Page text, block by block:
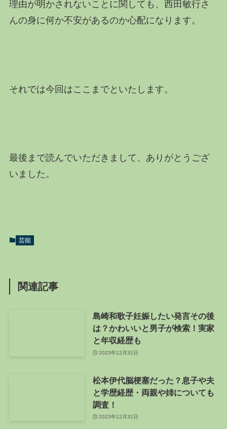
理由が明かされないことに関しても、西田敏行さ
んの身に何か不安があるのか心配になります。
それでは今回はここまでといたします。
最後まで読んでいただきまして、ありがとうござ
いました。
芸能
関連記事
島崎和歌子妊娠したい発言その後
は？かわいいと男子が検索！実家
と年収経歴も
2023年12月31日
松本伊代脳梗塞だった？息子や夫
と学歴経歴・両親や姉についても
調査！
2023年12月31日